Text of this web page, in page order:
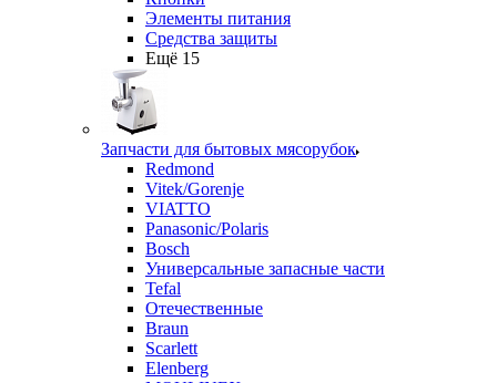
Элементы питания
Средства защиты
Ещё 15
Запчасти для бытовых мясорубок
Redmond
Vitek/Gorenje
VIATTO
Panasonic/Polaris
Bosch
Универсальные запасные части
Tefal
Отечественные
Braun
Scarlett
Elenberg